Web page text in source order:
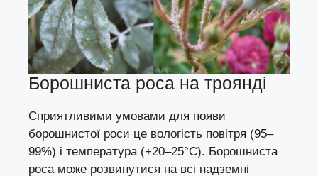
Борошниста роса на троянді
Сприятливими умовами для появи
борошнистої роси це вологість повітря (95–
99%) і температура (+20–25°С). Борошниста
роса може розвинутися на всі надземні